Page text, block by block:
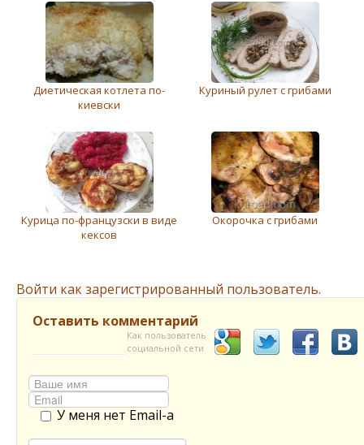
Диетическая котлета по-
киевски
Куриный рулет с грибами
Курица по-французски в виде
кексов
Окорочка с грибами
Войти как зарегистрированный пользователь.
Оставить комментарий
Как пользователь
социальной сети
У меня нет Email-а